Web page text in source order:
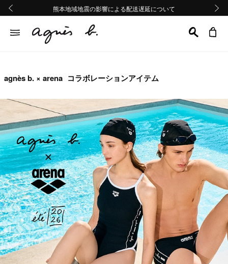
熊本地域地震の影響による配送遅延について
Summer Sale 2buy10%OFF!!
熊本地域地震の影響による配送遅延について
Summer Sale 2buy10%OFF!!
agnès b. × arena コラボレーションアイテム